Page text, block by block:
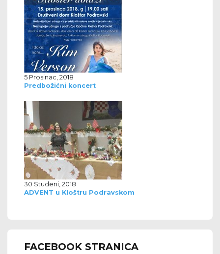
5 Prosinac, 2018
Predbožićni koncert
30 Studeni, 2018
ADVENT u Kloštru Podravskom
FACEBOOK STRANICA